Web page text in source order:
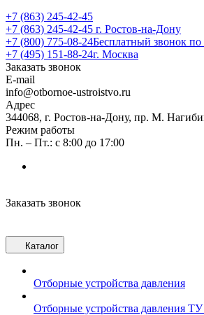
+7 (863) 245-42-45
+7 (863) 245-42-45 г. Ростов-на-Дону
+7 (800) 775-08-24Бесплатный звонок по
+7 (495) 151-88-24г. Москва
Заказать звонок
E-mail
info@otbornoe-ustroistvo.ru
Адрес
344068, г. Ростов-на-Дону, пр. М.
Режим работы
Пн. – Пт.: с 8:00 до 17:00
Заказать звонок
Каталог
Отборные устройства давления
Отборные устройства давления